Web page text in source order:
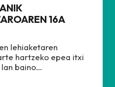
16A
lehiaketaren
hartzeko epea itxi
baino…